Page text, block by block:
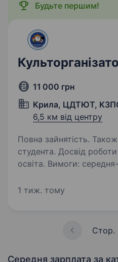
Будьте першим!
11 000 грн
Крила, ЦДТЮТ,
6,5 км від центру
Повна зайнятість. Також
студента. Досвід
освіта. Вимоги: середня-спеціальна, вища,
роботи на даній
1 тиж. тому
Стор.
Середня зарплата за